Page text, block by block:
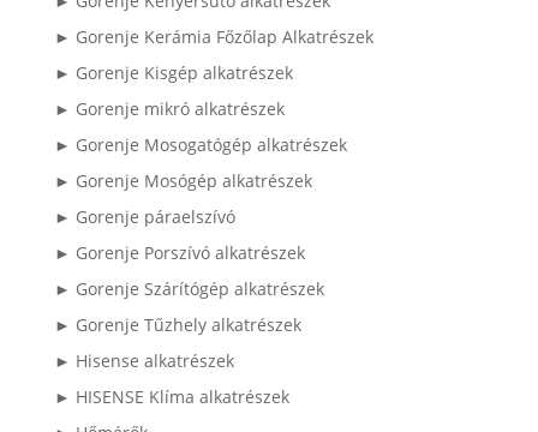
► Gorenje Kerámia Főzőlap Alkatrészek
► Gorenje Kisgép alkatrészek
► Gorenje mikró alkatrészek
► Gorenje Mosogatógép alkatrészek
► Gorenje Mosógép alkatrészek
► Gorenje páraelszívó
► Gorenje Porszívó alkatrészek
► Gorenje Szárítógép alkatrészek
► Gorenje Tűzhely alkatrészek
► Hisense alkatrészek
► HISENSE Klíma alkatrészek